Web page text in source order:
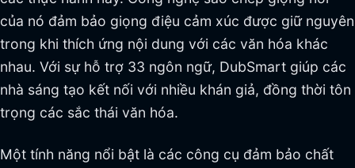
của nó đảm bảo giọng điệu cảm xúc được giữ nguyên
trong khi thích ứng nội dung với các văn hóa khác
nhau. Với sự hỗ trợ 33 ngôn ngữ, DubSmart giúp các
nhà sáng tạo kết nối với nhiều khán giả, đồng thời tôn
trọng các sắc thái văn hóa.
Một tính năng nổi bật là các công cụ đảm bảo chất